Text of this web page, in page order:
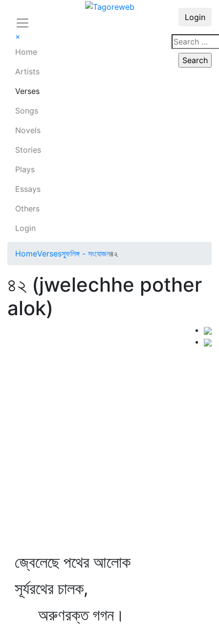
×
Home
Artists
Verses
Songs
Novels
Stories
Plays
Essays
Others
Login
Login
HomeVersesস্ফুলিঙ্গ - সংযোজন৪২
৪২ (jwelechhe pother
alok)
জ্বেলেছে পথের আলোক
সূর্যরথের চালক,
অরুণরক্ত গগন।